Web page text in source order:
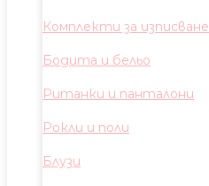
Комплекти за изписване
Бодита и бельо
Ританки и панталони
Рокли и поли
Блузи